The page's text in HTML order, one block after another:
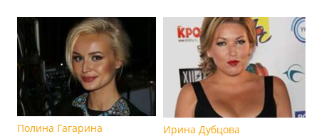
Полина Гагарина Ирина Дубцова